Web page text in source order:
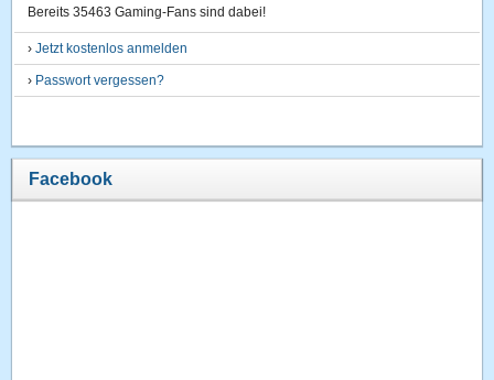
Bereits 35463 Gaming-Fans sind dabei!
›Jetzt kostenlos anmelden
› Passwort vergessen?
Facebook